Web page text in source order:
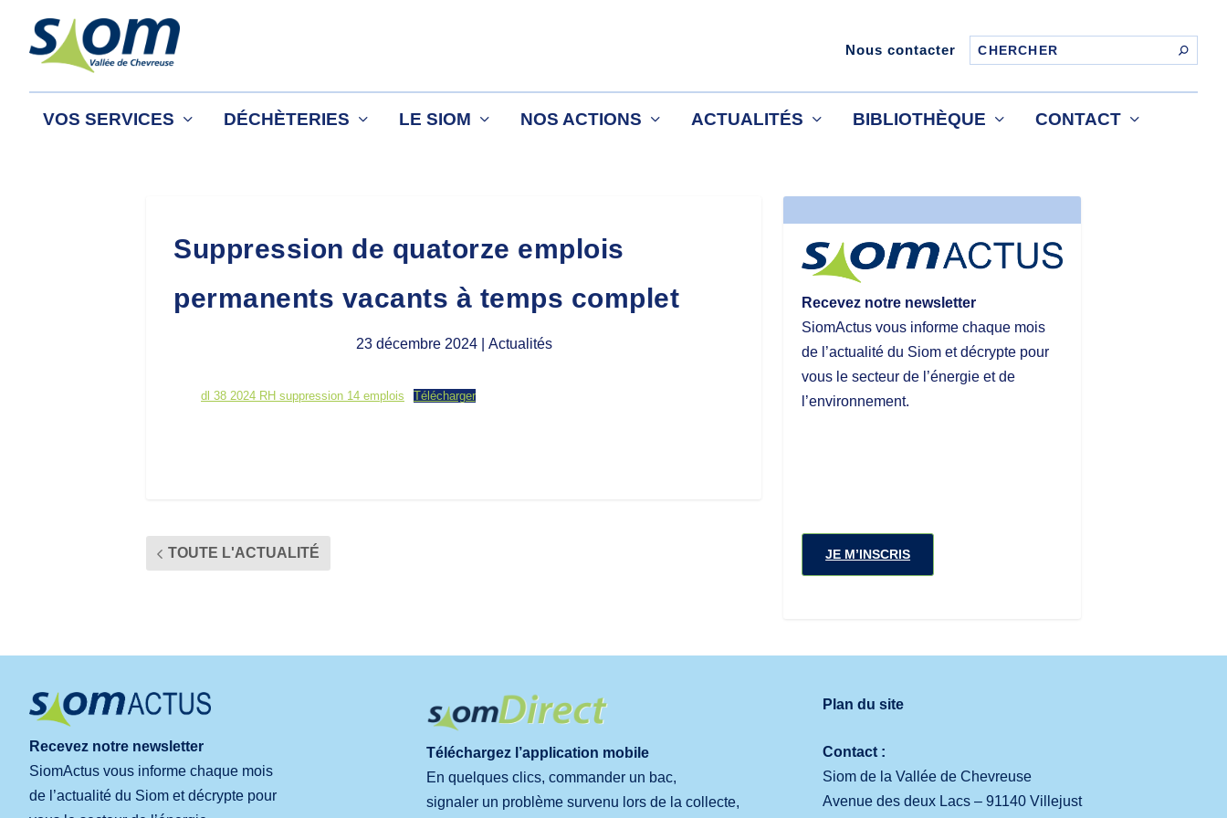
Nous contacter
VOS SERVICES DÉCHÈTERIES LE SIOM NOS ACTIONS ACTUALITÉS BIBLIOTHÈQUE CONTACT
Suppression de quatorze emplois
permanents vacants à temps complet
23 décembre 2024| Actualités
dl 38 2024 RH suppression 14 emplois Télécharger
TOUTE L'ACTUALITÉ
Recevez notre newsletter
SiomActus vous informe chaque mois
de l’actualité du Siom et décrypte pour
vous le secteur de l’énergie et de
l’environnement.
JE M’INSCRIS
Recevez notre newsletter
SiomActus vous informe chaque mois
de l’actualité du Siom et décrypte pour
Téléchargez l’application mobile
En quelques clics, commander un bac,
signaler un problème survenu lors de la collecte,
Plan du site
Contact :
Siom de la Vallée de Chevreuse
Avenue des deux Lacs – 91140 Villejust